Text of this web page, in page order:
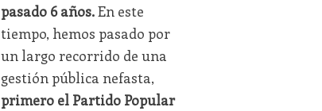
pasado 6 años.En este
tiempo, hemos pasado por
un largo recorrido de una
gestión pública nefasta,
primero el Partido Popular